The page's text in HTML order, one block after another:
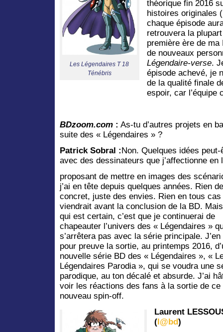
Les Légendaires T 18
Ténébris
théorique fin 2016
histoires originales
chaque épisode
retrouvera la
première ère de
de nouveaux
Légendaire-verse.
épisode achevé, je
de la qualité finale
espoir, car l’équipe
BDzoom.com : As-tu d’autres projets en
suite des « Légendaires » ?
Patrick Sobral :Non. Quelques idées
avec des dessinateurs que j’affectionne en
proposant de mettre en images des
j’ai en tête depuis quelques années. Rien de
concret, juste des envies. Rien en tous cas
viendrait avant la conclusion de la BD.
qui est certain, c’est que je continuerai de
chapeauter l’univers des « Légendaires »
s’arrêtera pas avec la série principale.
pour preuve la sortie, au printemps 2016,
nouvelle série BD des « Légendaires », «
Légendaires Parodia », qui se voudra une
parodique, au ton décalé et absurde. J’ai
voir les réactions des fans à la sortie de ce
nouveau spin-off.
Laurent
(l@bd)